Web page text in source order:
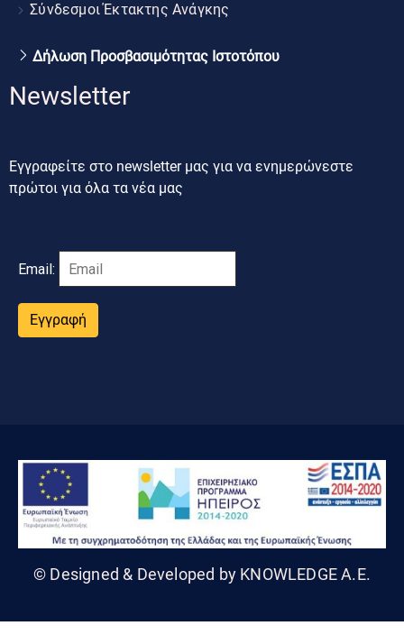
Σύνδεσμοι Έκτακτης Ανάγκης
Δήλωση Προσβασιμότητας Ιστοτόπου
Newsletter
Εγγραφείτε στο newsletter μας για να ενημερώνεστε
πρώτοι για όλα τα νέα μας
Email:
Εγγραφή
© Designed & Developed by KNOWLEDGE A.E.